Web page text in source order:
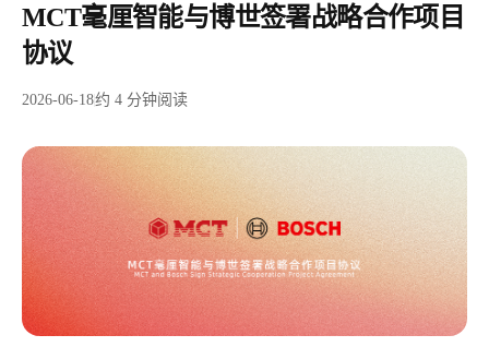
智能驾驶
联系我们
EN
MCT毫厘智能与博世签署战略合作项目
协议
2026-06-18约 4 分钟阅读